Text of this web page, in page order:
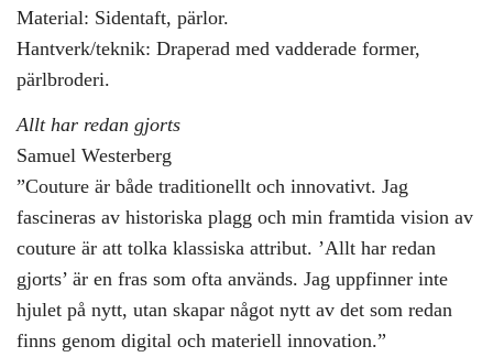
Material: Sidentaft, pärlor.
Hantverk/teknik: Draperad med vadderade former,
pärlbroderi.
Allt har redan gjorts
Samuel Westerberg
”Couture är både traditionellt och innovativt. Jag
fascineras av historiska plagg och min framtida vision av
couture är att tolka klassiska attribut. ’Allt har redan
gjorts’ är en fras som ofta används. Jag uppfinner inte
hjulet på nytt, utan skapar något nytt av det som redan
finns genom digital och materiell innovation.”